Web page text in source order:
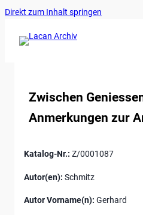
Direkt zum Inhalt springen
Zwischen
Anmerkungen zur
Katalog-Nr.: Z/0001087
Autor(en): Schmitz
Autor Vorname(n): Gerhard